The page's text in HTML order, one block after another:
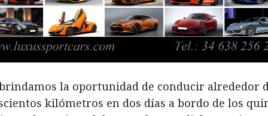
la oportunidad de conducir alrededor
kilómetros en dos días a bordo de los